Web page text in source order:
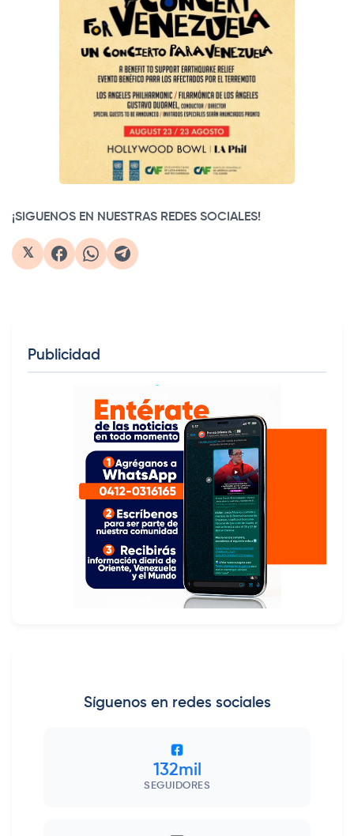
¡SIGUENOS EN NUESTRAS REDES SOCIALES!
𝕏
Publicidad
Síguenos en redes sociales
132mil
SEGUIDORES